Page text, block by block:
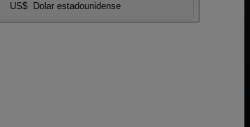
US$ Dolar estadounidense